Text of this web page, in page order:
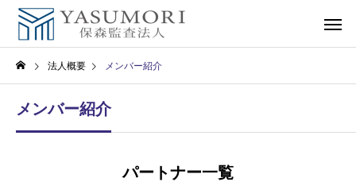
法人概要 メンバー紹介
メンバー紹介
パートナー一覧